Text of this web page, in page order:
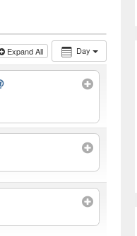
Day
Expand All